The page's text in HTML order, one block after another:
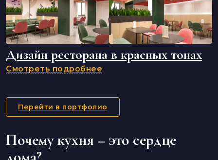
Дизайн ресторана в красных тонах
Смотреть подробнее
Перейти в портфолио
Почему кухня – это сердце